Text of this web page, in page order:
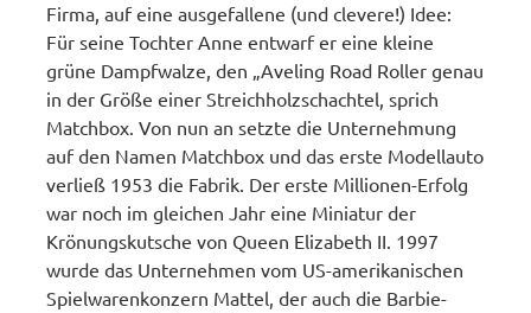
Firma, auf eine ausgefallene (und clevere!) Idee:
Für seine Tochter Anne entwarf er eine kleine
grüne Dampfwalze, den „Aveling Road Roller genau
in der Größe einer Streichholzschachtel, sprich
Matchbox. Von nun an setzte die Unternehmung
auf den Namen Matchbox und das erste Modellauto
verließ 1953 die Fabrik. Der erste Millionen-Erfolg
war noch im gleichen Jahr eine Miniatur der
Krönungskutsche von Queen Elizabeth II. 1997
wurde das Unternehmen vom US-amerikanischen
Spielwarenkonzern Mattel, der auch die Barbie-